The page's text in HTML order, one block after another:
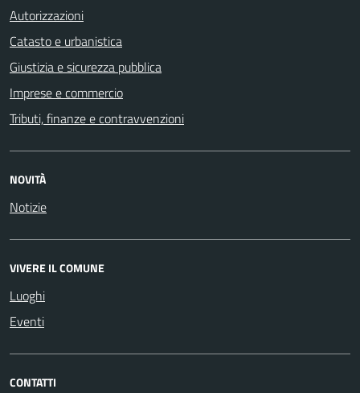
Autorizzazioni
Catasto e urbanistica
Giustizia e sicurezza pubblica
Imprese e commercio
Tributi, finanze e contravvenzioni
NOVITÀ
Notizie
VIVERE IL COMUNE
Luoghi
Eventi
CONTATTI